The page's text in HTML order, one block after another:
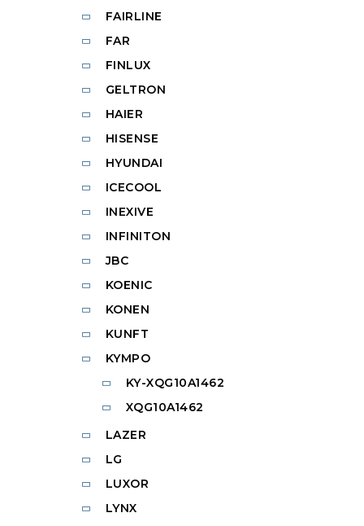
FAIRLINE
FAR
FINLUX
GELTRON
HAIER
HISENSE
HYUNDAI
ICECOOL
INEXIVE
INFINITON
JBC
KOENIC
KONEN
KUNFT
KYMPO
KY-XQG10A1462
XQG10A1462
LAZER
LG
LUXOR
LYNX